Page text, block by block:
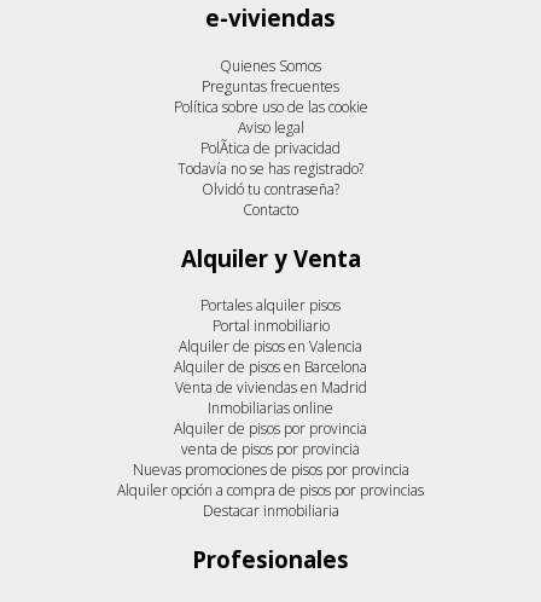
e-viviendas
Quienes Somos
Preguntas frecuentes
Política sobre uso de las cookie
Aviso legal
PolÃ­tica de privacidad
Todavía no se has registrado?
Olvidó tu contraseña?
Contacto
Alquiler y Venta
Portales alquiler pisos
Portal inmobiliario
Alquiler de pisos en Valencia
Alquiler de pisos en Barcelona
Venta de viviendas en Madrid
Inmobiliarias online
Alquiler de pisos por provincia
venta de pisos por provincia
Nuevas promociones de pisos por provincia
Alquiler opción a compra de pisos por provincias
Destacar inmobiliaria
Profesionales